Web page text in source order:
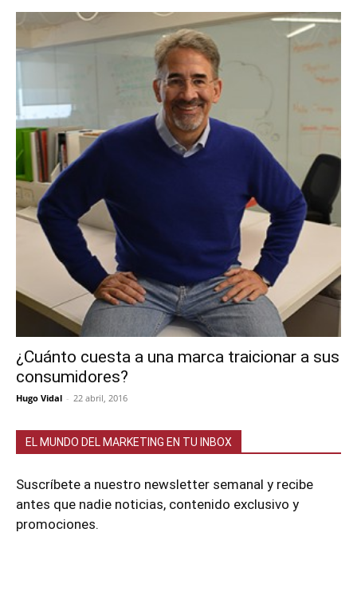
¿Cuánto cuesta a una marca traicionar a sus
consumidores?
Hugo Vidal - 22 abril, 2016
EL MUNDO DEL MARKETING EN TU INBOX
Suscríbete a nuestro newsletter semanal y recibe
antes que nadie noticias, contenido exclusivo y
promociones.